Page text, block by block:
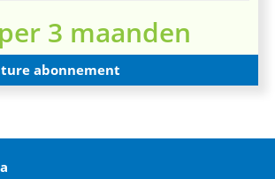
3 maanden
abonnement